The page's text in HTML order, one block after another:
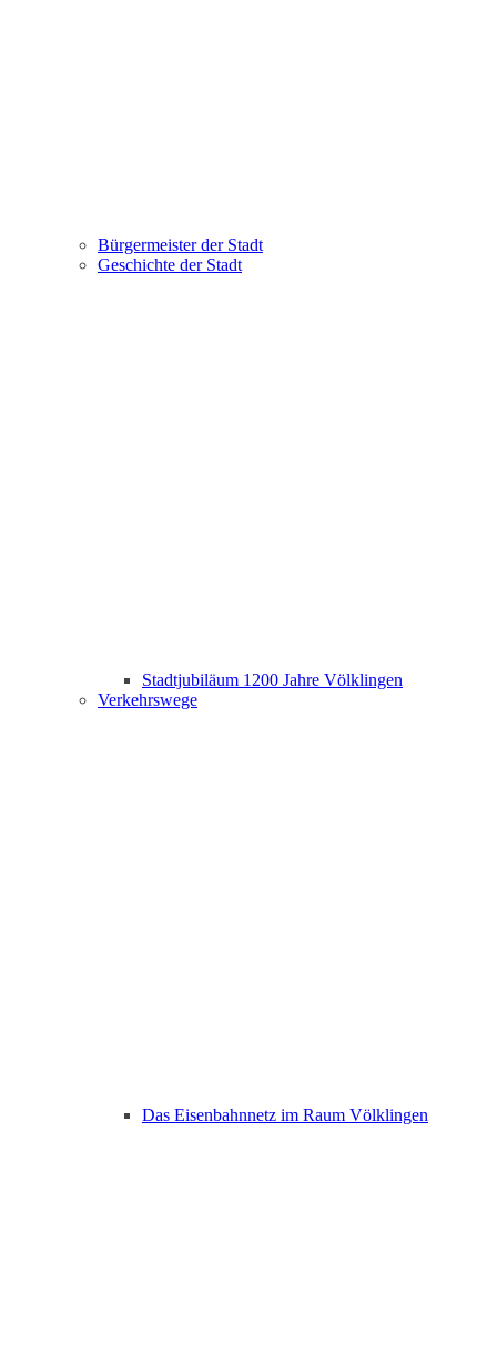
Bürgermeister der Stadt
Geschichte der Stadt
Stadtjubiläum 1200 Jahre Völklingen
Verkehrswege
Das Eisenbahnnetz im Raum Völklingen